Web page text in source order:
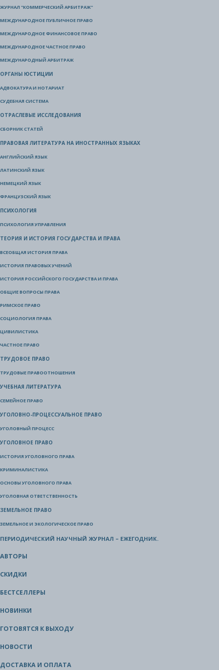
ЖУРНАЛ "КОММЕРЧЕСКИЙ АРБИТРАЖ"
МЕЖДУНАРОДНОЕ ПУБЛИЧНОЕ ПРАВО
МЕЖДУНАРОДНОЕ ФИНАНСОВОЕ ПРАВО
МЕЖДУНАРОДНОЕ ЧАСТНОЕ ПРАВО
МЕЖДУНАРОДНЫЙ АРБИТРАЖ
ОРГАНЫ ЮСТИЦИИ
АДВОКАТУРА И НОТАРИАТ
СУДЕБНАЯ СИСТЕМА
ОТРАСЛЕВЫЕ ИССЛЕДОВАНИЯ
СБОРНИК СТАТЕЙ
ПРАВОВАЯ ЛИТЕРАТУРА НА ИНОСТРАННЫХ ЯЗЫКАХ
АНГЛИЙСКИЙ ЯЗЫК
ЛАТИНСКИЙ ЯЗЫК
НЕМЕЦКИЙ ЯЗЫК
ФРАНЦУЗСКИЙ ЯЗЫК
ПСИХОЛОГИЯ
ПСИХОЛОГИЯ УПРАВЛЕНИЯ
ТЕОРИЯ И ИСТОРИЯ ГОСУДАРСТВА И ПРАВА
ВСЕОБЩАЯ ИСТОРИЯ ПРАВА
ИСТОРИЯ ПРАВОВЫХ УЧЕНИЙ
ИСТОРИЯ РОССИЙСКОГО ГОСУДАРСТВА И ПРАВА
ОБЩИЕ ВОПРОСЫ ПРАВА
РИМСКОЕ ПРАВО
СОЦИОЛОГИЯ ПРАВА
ЦИВИЛИСТИКА
ЧАСТНОЕ ПРАВО
ТРУДОВОЕ ПРАВО
ТРУДОВЫЕ ПРАВООТНОШЕНИЯ
УЧЕБНАЯ ЛИТЕРАТУРА
СЕМЕЙНОЕ ПРАВО
УГОЛОВНО-ПРОЦЕССУАЛЬНОЕ ПРАВО
УГОЛОВНЫЙ ПРОЦЕСС
УГОЛОВНОЕ ПРАВО
ИСТОРИЯ УГОЛОВНОГО ПРАВА
КРИМИНАЛИСТИКА
ОСНОВЫ УГОЛОВНОГО ПРАВА
УГОЛОВНАЯ ОТВЕТСТВЕННОСТЬ
ЗЕМЕЛЬНОЕ ПРАВО
ЗЕМЕЛЬНОЕ И ЭКОЛОГИЧЕСКОЕ ПРАВО
ПЕРИОДИЧЕСКИЙ НАУЧНЫЙ ЖУРНАЛ – ЕЖЕГОДНИК.
АВТОРЫ
СКИДКИ
БЕСТСЕЛЛЕРЫ
НОВИНКИ
ГОТОВЯТСЯ К ВЫХОДУ
НОВОСТИ
ДОСТАВКА И ОПЛАТА